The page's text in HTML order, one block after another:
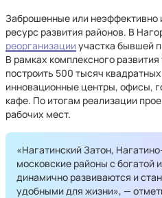
Заброшенные или неэффективно
ресурс развития районов. В
реорганизации участка бывшей
В рамках комплексного
построить 500 тысяч
инновационные центры, офисы,
кафе. По итогам реализации
рабочих мест.
«Нагатинский Затон,
московские районы с богатой
динамично развиваются и
удобными для жизни», —